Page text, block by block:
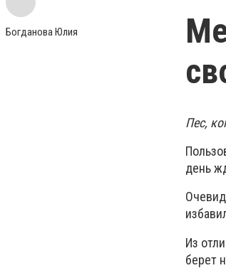
Богданова Юлия
Пес,
день
Из
берет